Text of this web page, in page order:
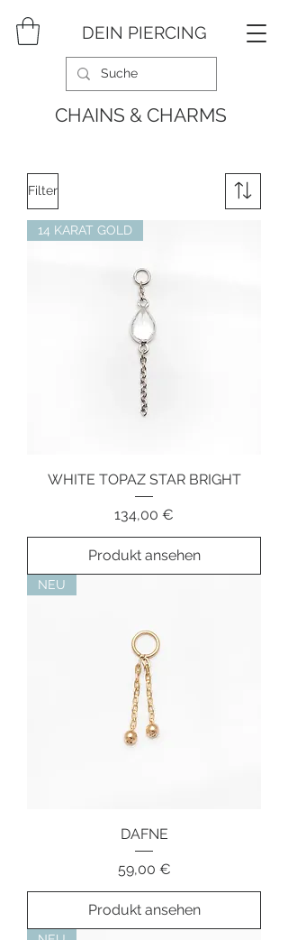
DEIN PIERCING
CHAINS & CHARMS
Filter
14 KARAT GOLD
WHITE TOPAZ STAR BRIGHT
Preis
134,00 €
Produkt ansehen
NEU
DAFNE
Preis
59,00 €
Produkt ansehen